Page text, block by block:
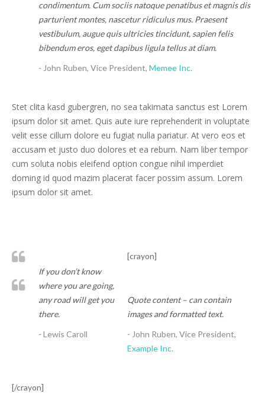
condimentum. Cum sociis natoque penatibus et magnis dis
parturient montes, nascetur ridiculus mus. Praesent
vestibulum, augue quis ultricies tincidunt, sapien felis
bibendum eros, eget dapibus ligula tellus at diam.
- John Ruben, Vice President, Memee Inc.
Stet clita kasd gubergren, no sea takimata sanctus est Lorem
ipsum dolor sit amet. Quis aute iure reprehenderit in voluptate
velit esse cillum dolore eu fugiat nulla pariatur. At vero eos et
accusam et justo duo dolores et ea rebum. Nam liber tempor
cum soluta nobis eleifend option congue nihil imperdiet
doming id quod mazim placerat facer possim assum. Lorem
ipsum dolor sit amet.
[crayon]
If you don’t know
where you are going,
any road will get you
there.
- Lewis Caroll
Quote content – can contain
images and formatted text.
- John Ruben, Vice President,
Example Inc.
[/crayon]